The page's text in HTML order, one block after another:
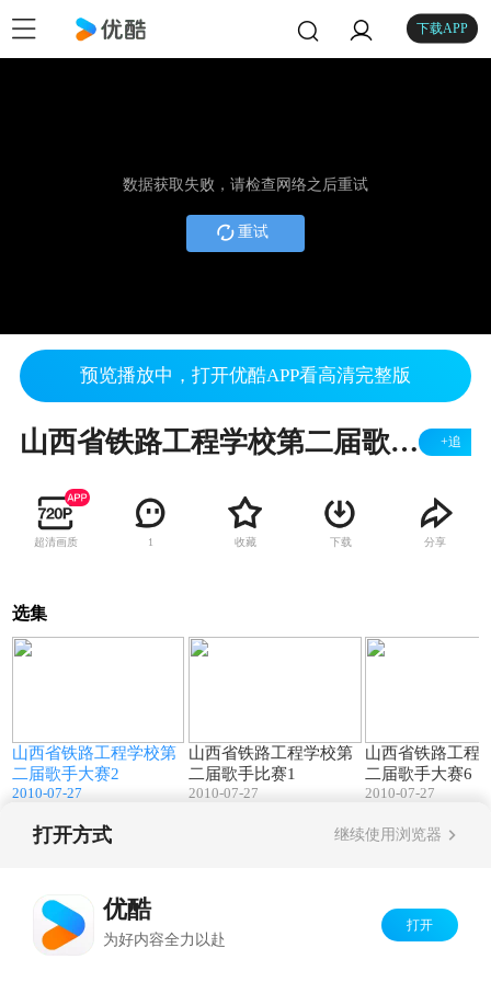
下载APP
数据获取失败，请检查网络之后重试
重试
预览播放中，打开优酷APP看高清完整版
山西省铁路工程学校第二届歌手大赛2 +追
超清画质 1 收藏 下载 分享
选集
山西省铁路工程学校第
二届歌手大赛2
2010-07-27
山西省铁路工程学校第
二届歌手比赛1
2010-07-27
山西省铁路工程
二届歌手大赛6
2010-07-27
打开方式 继续使用浏览器
优酷
为好内容全力以赴
打开